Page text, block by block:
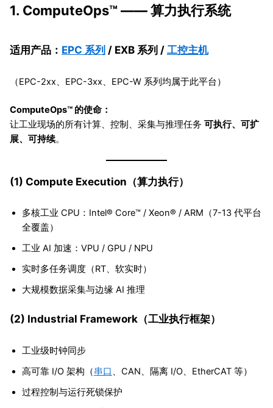
1. ComputeOps™ —— 算力执行系统
适用产品： EPC 系列 / EXB 系列 /工控主机
（EPC-2xx、EPC-3xx、EPC-W 系列均属于此平台）
ComputeOps™ 的使命：
让工业现场的所有计算、控制、采集与推理任务 可执行、可扩
展、可持续。
(1) Compute Execution（算力执行）
多核工业 CPU：Intel® Core™ / Xeon® / ARM（7-13 代平台
全覆盖）
工业 AI 加速：VPU / GPU / NPU
实时多任务调度（RT、软实时）
大规模数据采集与边缘 AI 推理
(2) Industrial Framework（工业执行框架）
工业级时钟同步
高可靠 I/O 架构（串口 、CAN、隔离 I/O、EtherCAT 等）
过程控制与运行死锁保护